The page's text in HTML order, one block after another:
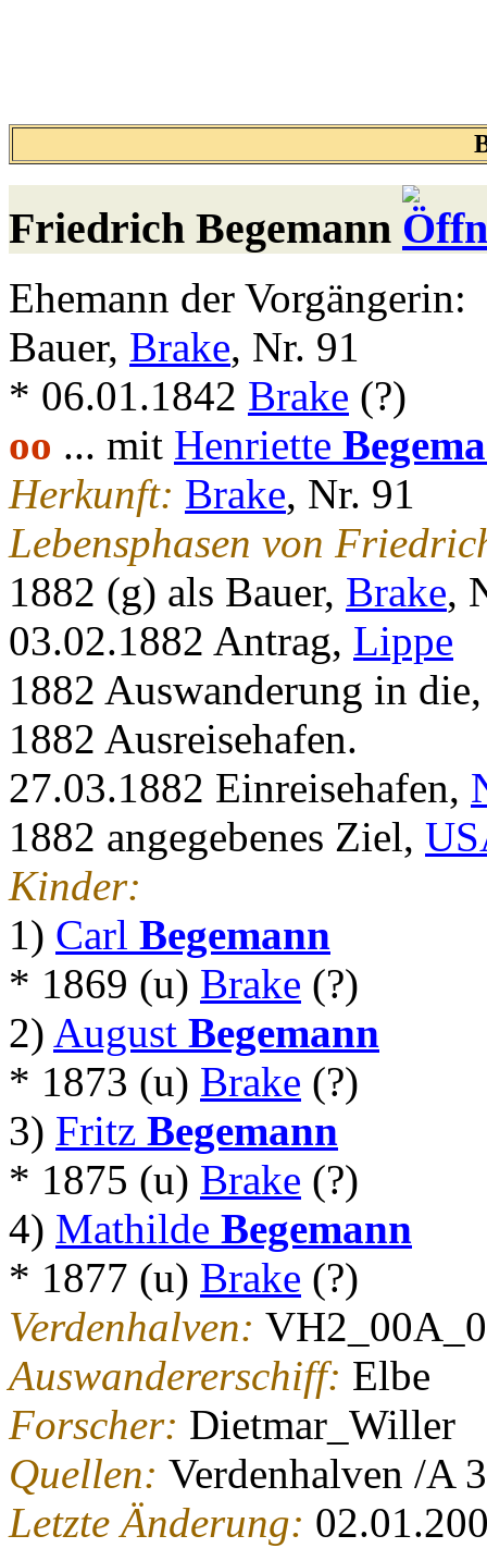
Friedrich Begemann
Ehemann der Vorgängerin:
Bauer, Brake, Nr. 91
* 06.01.1842 Brake (?)
oo ... mit Henriette
Herkunft: Brake, Nr. 91
Lebensphasen von
1882 (g) als Bauer, Brake,
03.02.1882 Antrag, Lippe
1882 Auswanderung in
1882 Ausreisehafen.
27.03.1882 Einreisehafen,
1882 angegebenes Ziel,
Kinder:
1) Carl Begemann
* 1869 (u) Brake (?)
2) August Begemann
* 1873 (u) Brake (?)
3) Fritz Begemann
* 1875 (u) Brake (?)
4) Mathilde Begemann
* 1877 (u) Brake (?)
Verdenhalven:
Auswandererschiff: Elbe
Forscher: Dietmar_Willer
Quellen: Verdenhalven /A
Letzte Änderung: